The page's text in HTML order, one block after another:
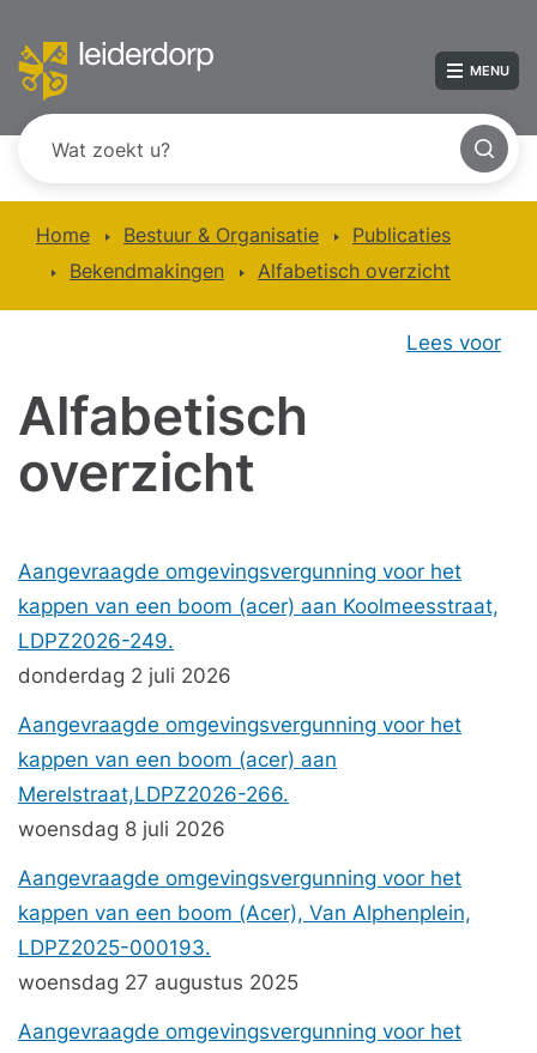
MENU
Home Bestuur & Organisatie
Publicaties
Bekendmakingen
Alfabetisch overzicht
Lees voor
Alfabetisch
overzicht
Aangevraagde omgevingsvergunning voor het
kappen van een boom (acer) aan Koolmeesstraat,
LDPZ2026-249.
donderdag 2 juli 2026
Aangevraagde omgevingsvergunning voor het
kappen van een boom (acer) aan
Merelstraat,LDPZ2026-266.
woensdag 8 juli 2026
Aangevraagde omgevingsvergunning voor het
kappen van een boom (Acer), Van Alphenplein,
LDPZ2025-000193.
woensdag 27 augustus 2025
Aangevraagde omgevingsvergunning voor het